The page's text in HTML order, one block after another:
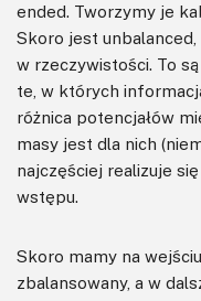
ended. Tworzymy je
Skoro jest
w rzeczywistości. To
te, w których
różnica potencjałów
masy jest dla nich
najczęściej realizuje
wstępu.
Skoro mamy na
zbalansowany, a w